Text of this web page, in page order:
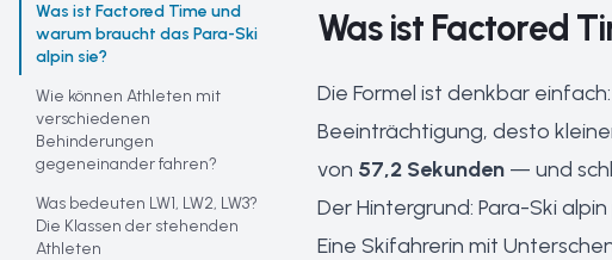
Was ist Factored Time und
warum braucht das Para-Ski
alpin sie?
Wie können Athleten mit
verschiedenen
Behinderungen
gegeneinander fahren?
Was bedeuten LW1, LW2, LW3?
Die Klassen der stehenden
Athleten
Was ist Factored
Die Formel ist denkbar einfach:
Beeinträchtigung, desto
von 57,2 Sekunden — und
Der Hintergrund: Para-Ski
Eine Skifahrerin mit